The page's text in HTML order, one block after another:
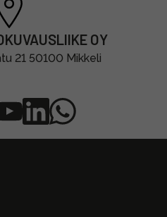
OY
21 50100 Mikkeli